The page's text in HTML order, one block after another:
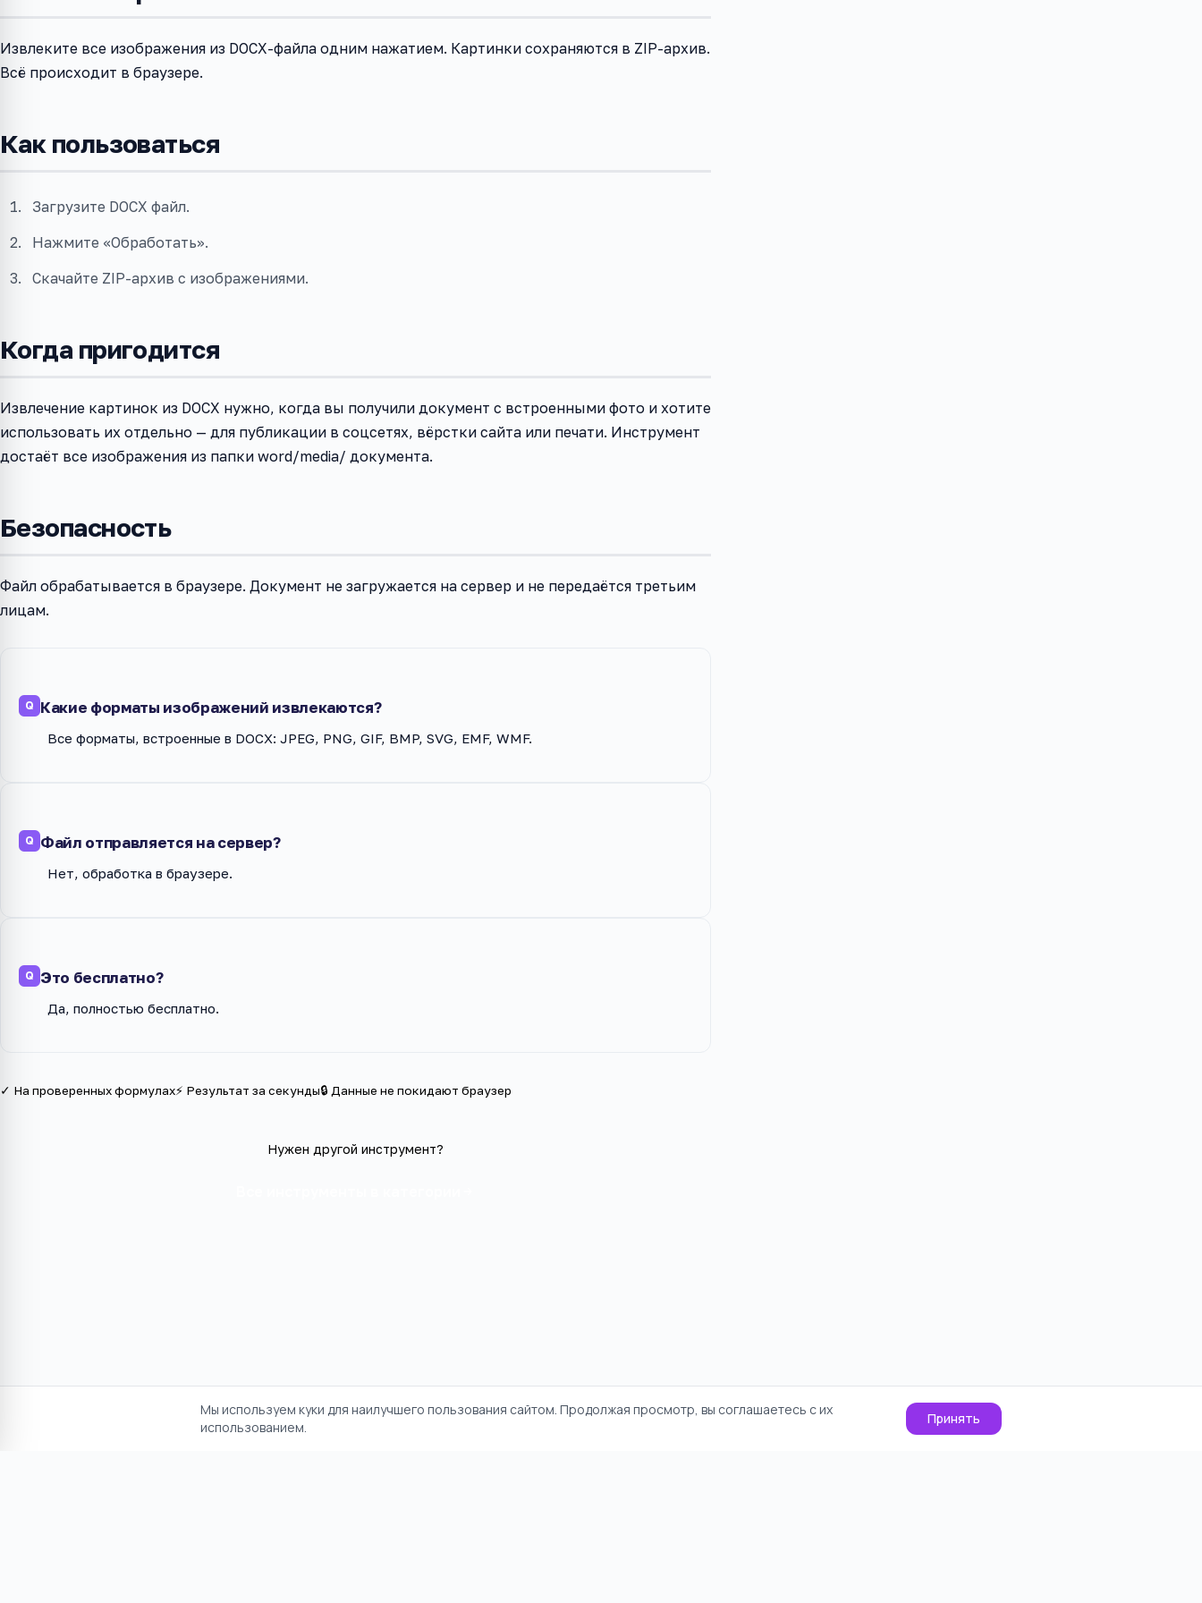
Извлеките все изображения из DOCX-файла одним нажатием. Картинки сохраняются в ZIP-архив.
Всё происходит в браузере.
Как пользоваться
Загрузите DOCX файл.
Нажмите «Обработать».
Скачайте ZIP-архив с изображениями.
Когда пригодится
Извлечение картинок из DOCX нужно, когда вы получили документ с встроенными фото и хотите
использовать их отдельно — для публикации в соцсетях, вёрстки сайта или печати. Инструмент
достаёт все изображения из папки word/media/ документа.
Безопасность
Файл обрабатывается в браузере. Документ не загружается на сервер и не передаётся третьим
лицам.
Какие форматы изображений извлекаются?
Все форматы, встроенные в DOCX: JPEG, PNG, GIF, BMP, SVG, EMF, WMF.
Файл отправляется на сервер?
Нет, обработка в браузере.
Это бесплатно?
Да, полностью бесплатно.
✓ На проверенных формулах⚡ Результат за секунды🔒 Данные не покидают браузер
Нужен другой инструмент?
Мы используем куки для наилучшего пользования сайтом. Продолжая просмотр, вы соглашаетесь с их
использованием.
Принять